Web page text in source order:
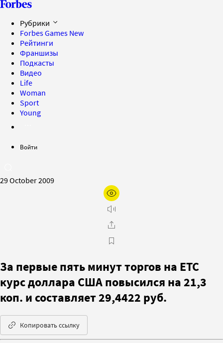
Рубрики
Forbes Games New
Рейтинги
Франшизы
Подкасты
Видео
Life
Woman
Sport
Young
Войти
29 October 2009
За первые пять минут торгов на ЕТС
курс доллара США повысился на 21,3
коп. и составляет 29,4422 руб.
Копировать ссылку